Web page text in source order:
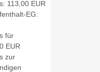
113,00 EUR
EG:
für
EUR
zur